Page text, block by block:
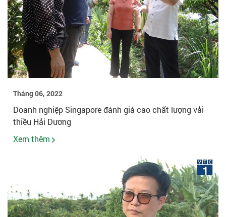
Tháng 06, 2022
Doanh nghiệp Singapore đánh giá cao chất lượng vải
thiều Hải Dương
Xem thêm